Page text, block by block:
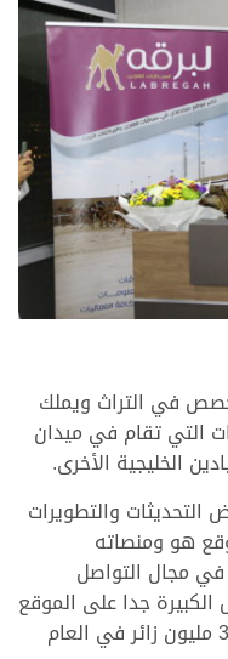
في التراث ويملك
التي تقام في ميدان
الخليجية الأخرى.
والتطويرات
هو ومنصاته
في مجال التواصل
الكبيرة جدا على الموقع
من قبل المتابعين الذين تجاوزوا الـ 30 مليون زائر في العام